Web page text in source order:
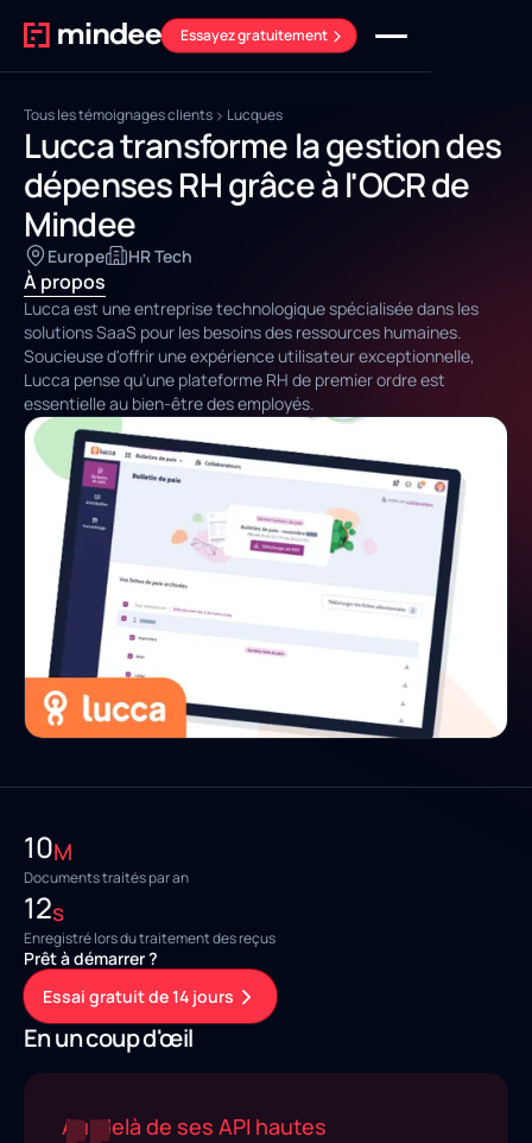
Essayez gratuitement
Tous les témoignages clients Lucques
Lucca transforme la gestion des
dépenses RH grâce à l'OCR de
Mindee
Europe HR Tech
À propos
Lucca est une entreprise technologique spécialisée dans les
solutions SaaS pour les besoins des ressources humaines.
Soucieuse d'offrir une expérience utilisateur exceptionnelle,
Lucca pense qu'une plateforme RH de premier ordre est
essentielle au bien-être des employés.
10M
Documents traités par an
12s
Enregistré lors du traitement des reçus
Prêt à démarrer ?
Essai gratuit de 14 jours
En un coup d'œil
Au-delà de ses API hautes